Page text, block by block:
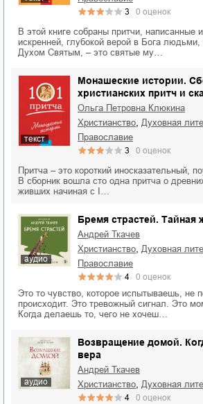
3 0 оценок
В этой книге собраны притчи, написанные
искренней, глубокой верой в Бога
Духом Святым, – это святые му…
текст
Монашеские истории.
христианских притч и
Ольга Петровна Клюкина
христианство
духовная
православие
3 0 оценок
Притча – это короткий иносказательный,
В сборник вошла сто одна притча о
живших начиная с I…
аудио
Бремя страстей. Тайная
Андрей Ткачев
христианство
духовная
православие
4 0 оценок
Это то чувство, которое испытываешь, не
происходит. Это тревожный сигнал. Это
Когда делаешь то, чего не хочеш…
аудио
Возвращение домой.
вера
Андрей Ткачев
христианство
духовная
4 0 оценок